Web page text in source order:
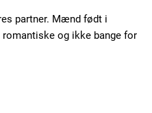
partner. Mænd født i
og ikke bange for